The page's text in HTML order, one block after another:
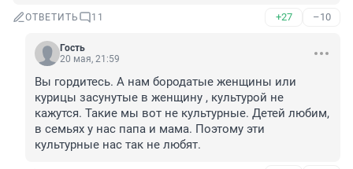
ОТВЕТИТЬ 11 +27 –10
Гость
20 мая, 21:59
Вы гордитесь. А нам бородатые женщины или
курицы засунутые в женщину , культурой не
кажутся. Такие мы вот не культурные. Детей любим,
в семьях у нас папа и мама. Поэтому эти
культурные нас так не любят.